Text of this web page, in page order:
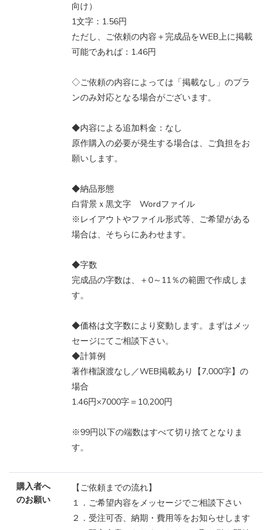
向け）
1文字：1.56円
ただし、ご依頼の内容＋完成品をWEB上に掲載
可能であれば：1.46円
◇ご依頼の内容によっては「掲載なし」のプラ
ンのみ対応となる場合がございます。
◆内容による追加料金：なし
原作購入の必要が発生する場合は、ご負担をお
願いします。
◆納品形態
白背景ｘ黒文字 Wordファイル
※レイアウトやファイル形式等、ご希望がある
場合は、そちらにあわせます。
◆字数
完成品の字数は、＋0～11％の範囲で作成しま
す。
◆価格は文字数により変動します。まずはメッ
セージにてご相談下さい。
◆計算例
著作権譲渡なし／WEB掲載あり【7,000字】の
場合
1.46円×7000字＝10,200円
※99円以下の端数はすべて切り捨てとなりま
す。
購入者へ
のお願い
【ご依頼までの流れ】
１．ご希望内容をメッセージでご相談下さい
２．受注可否、納期・費用等をお知らせします